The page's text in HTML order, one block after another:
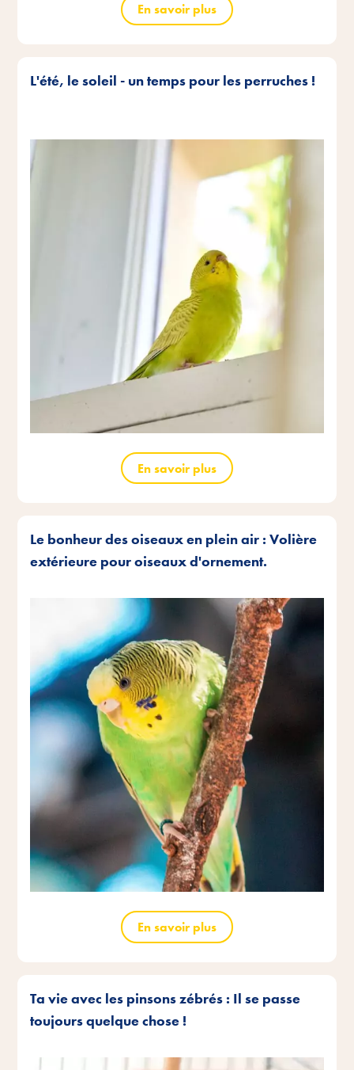
En savoir plus
L'été, le soleil - un temps pour les perruches !
En savoir plus
Le bonheur des oiseaux en plein air : Volière
extérieure pour oiseaux d'ornement.
En savoir plus
Ta vie avec les pinsons zébrés : Il se passe
toujours quelque chose !